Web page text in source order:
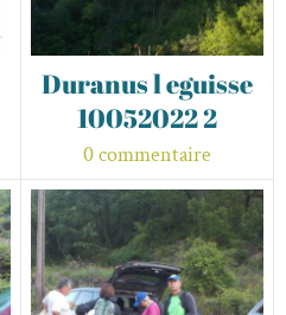
Duranus l eguisse
10052022 2
0 commentaire